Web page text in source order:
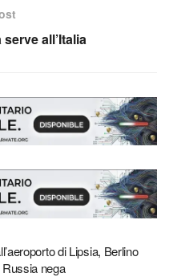
all’Italia
di Lipsia, Berlino
nega